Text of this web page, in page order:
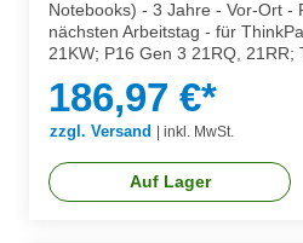
Notebooks) - 3 Jahre - Vor-Ort -
nächsten Arbeitstag - für
21KW; P16 Gen 3 21RQ, 21RR;
186,97 €*
zzgl. Versand inkl. MwSt.
Auf Lager